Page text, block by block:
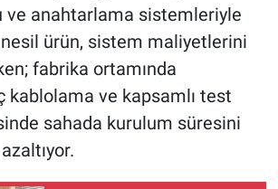
anahtarlama sistemleriyle
nesil ürün, sistem maliyetlerini
fabrika ortamında
kablolama ve kapsamlı test
sahada kurulum süresini